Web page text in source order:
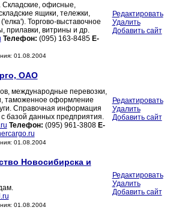
Складские, офисные,
ящики, тележки,
Торгово-выставочное
прилавки, витрины и др.
Телефон: (095) 163-8485 E-
01.08.2004
Редактировать
Удалить
Добавить сайт
ОАО
международные перевозки,
таможенное оформление
Справочная информация
с базой данных предприятия.
Телефон: (095) 961-3808 E-
01.08.2004
Редактировать
Удалить
Добавить сайт
Новосибирска и
01.08.2004
Редактировать
Удалить
Добавить сайт